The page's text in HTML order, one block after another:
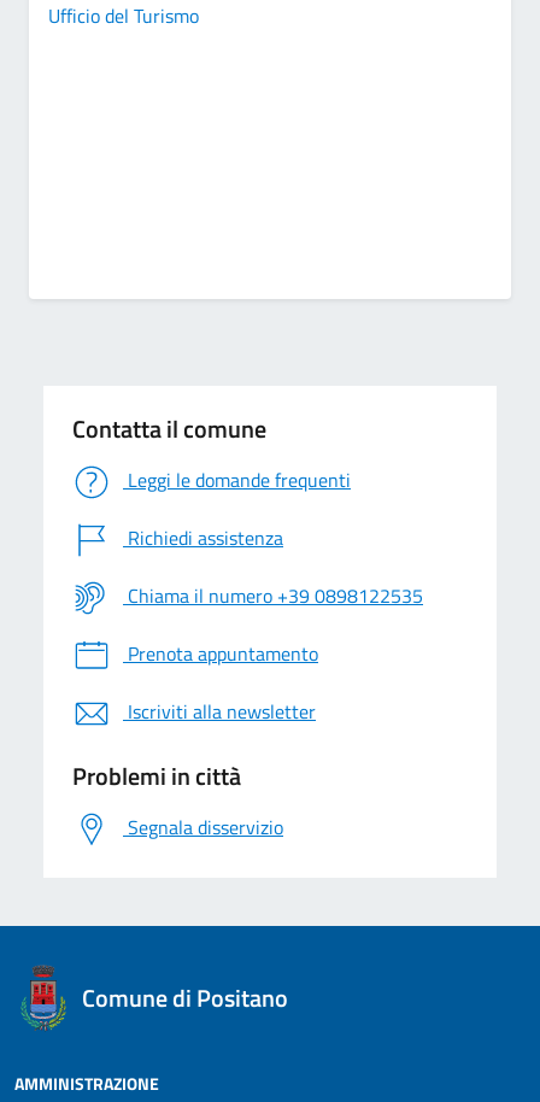
Ufficio del Turismo
Contatta il comune
Leggi le domande frequenti
Richiedi assistenza
Chiama il numero +39 0898122535
Prenota appuntamento
Iscriviti alla newsletter
Problemi in città
Segnala disservizio
logo Unione Europea
Comune di Positano
AMMINISTRAZIONE